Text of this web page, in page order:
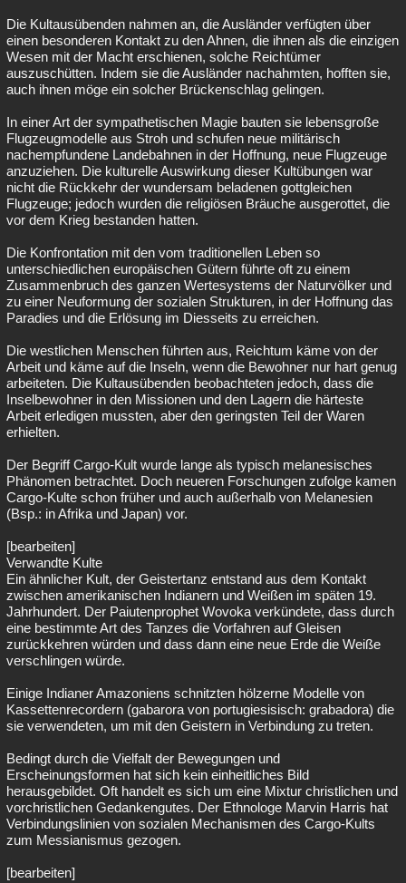
Die Kultausübenden nahmen an, die Ausländer verfügten über
einen besonderen Kontakt zu den Ahnen, die ihnen als die einzigen
Wesen mit der Macht erschienen, solche Reichtümer
auszuschütten. Indem sie die Ausländer nachahmten, hofften sie,
auch ihnen möge ein solcher Brückenschlag gelingen.
In einer Art der sympathetischen Magie bauten sie lebensgroße
Flugzeugmodelle aus Stroh und schufen neue militärisch
nachempfundene Landebahnen in der Hoffnung, neue Flugzeuge
anzuziehen. Die kulturelle Auswirkung dieser Kultübungen war
nicht die Rückkehr der wundersam beladenen gottgleichen
Flugzeuge; jedoch wurden die religiösen Bräuche ausgerottet, die
vor dem Krieg bestanden hatten.
Die Konfrontation mit den vom traditionellen Leben so
unterschiedlichen europäischen Gütern führte oft zu einem
Zusammenbruch des ganzen Wertesystems der Naturvölker und
zu einer Neuformung der sozialen Strukturen, in der Hoffnung das
Paradies und die Erlösung im Diesseits zu erreichen.
Die westlichen Menschen führten aus, Reichtum käme von der
Arbeit und käme auf die Inseln, wenn die Bewohner nur hart genug
arbeiteten. Die Kultausübenden beobachteten jedoch, dass die
Inselbewohner in den Missionen und den Lagern die härteste
Arbeit erledigen mussten, aber den geringsten Teil der Waren
erhielten.
Der Begriff Cargo-Kult wurde lange als typisch melanesisches
Phänomen betrachtet. Doch neueren Forschungen zufolge kamen
Cargo-Kulte schon früher und auch außerhalb von Melanesien
(Bsp.: in Afrika und Japan) vor.
[bearbeiten]
Verwandte Kulte
Ein ähnlicher Kult, der Geistertanz entstand aus dem Kontakt
zwischen amerikanischen Indianern und Weißen im späten 19.
Jahrhundert. Der Paiutenprophet Wovoka verkündete, dass durch
eine bestimmte Art des Tanzes die Vorfahren auf Gleisen
zurückkehren würden und dass dann eine neue Erde die Weiße
verschlingen würde.
Einige Indianer Amazoniens schnitzten hölzerne Modelle von
Kassettenrecordern (gabarora von portugiesisisch: grabadora) die
sie verwendeten, um mit den Geistern in Verbindung zu treten.
Bedingt durch die Vielfalt der Bewegungen und
Erscheinungsformen hat sich kein einheitliches Bild
herausgebildet. Oft handelt es sich um eine Mixtur christlichen und
vorchristlichen Gedankengutes. Der Ethnologe Marvin Harris hat
Verbindungslinien von sozialen Mechanismen des Cargo-Kults
zum Messianismus gezogen.
[bearbeiten]